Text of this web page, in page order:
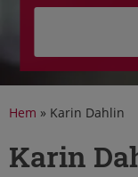
Hem » Karin Dahlin
Karin